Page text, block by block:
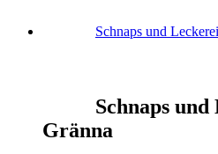
Schnaps und
Schnaps
Gränna